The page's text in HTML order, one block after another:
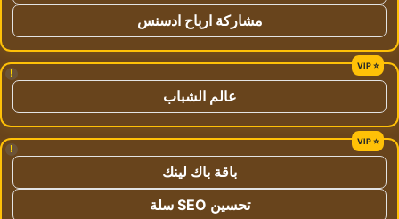
مشاركة ارباح ادسنس
!
عالم الشباب
!
باقة باك لينك
تحسين SEO سلة